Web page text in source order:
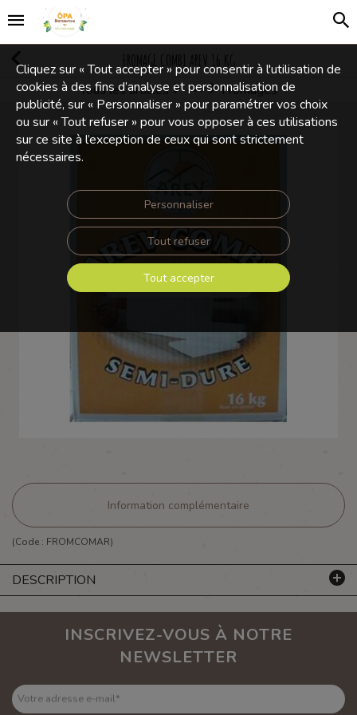
FROMAGE COMBI AREV 16 KG
Tous les articles
Produits frais
Fromages
Touchez pour zoomer
Information complémentaire
(Code : FROMCOMAR)
DESCRIPTION
Cliquez sur « Tout accepter » pour consentir à l'utilisation de
cookies à des fins d’analyse et personnalisation de
publicité, sur « Personnaliser » pour paramétrer vos choix
ou sur « Tout refuser » pour vous opposer à ces utilisations
sur ce site à l’exception de ceux qui sont strictement
nécessaires.
Personnaliser
Tout refuser
Tout accepter
INSCRIVEZ-VOUS À NOTRE
NEWSLETTER
Votre adresse e-mail*